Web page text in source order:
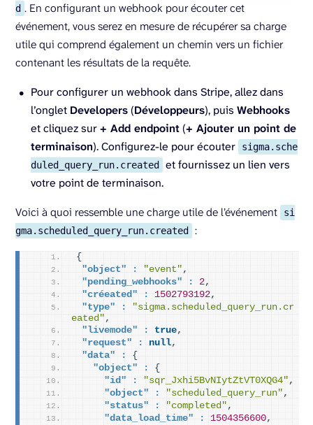
d . En configurant un webhook pour écouter cet
événement, vous serez en mesure de récupérer sa charge
utile qui comprend également un chemin vers un fichier
contenant les résultats de la requête.
Pour configurer un webhook dans Stripe, allez dans
l’onglet Developers(Développeurs), puis Webhooks
et cliquez sur+ Add endpoint(+ Ajouter un point de
terminaison). Configurez-le pour écouter
sigma.sche
duled_query_run.created
et fournissez un lien vers
votre point de terminaison.
Voici à quoi ressemble une charge utile de l’événement
si
gma.scheduled_query_run.created
:
{
"object" :
"event" ,
"pending_webhooks" :
2,
"créeated" :
1502793192,
"type" :
"sigma.scheduled_query_run.cr
eated" ,
"livemode" :
true,
"request" :
null,
"data" :
{
"object" :
{
"id" :
"sqr_Jxhi5BvNIytZtVT0XQG4" ,
"object" :
"scheduled_query_run" ,
"status" :
"completed" ,
"data_load_time" :
1504356600,